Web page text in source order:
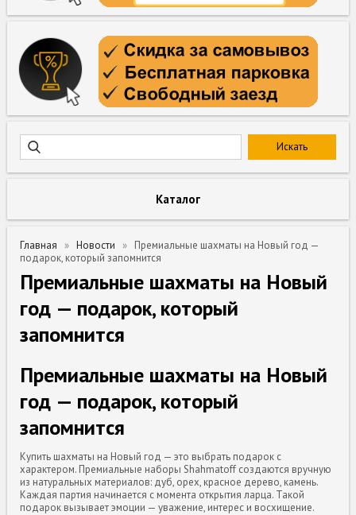
Каталог
Главная Новости
Премиальные шахматы на Новый год —
подарок, который запомнится
Премиальные шахматы на Новый
год — подарок, который
запомнится
Премиальные шахматы на Новый
год — подарок, который
запомнится
Купить шахматы на Новый год — это выбрать подарок с
характером. Премиальные наборы Shahmatoff создаются вручную
из натуральных материалов: дуб, орех, красное дерево, камень.
Каждая партия начинается с момента открытия ларца. Такой
подарок вызывает эмоции — уважение, интерес и восхищение.